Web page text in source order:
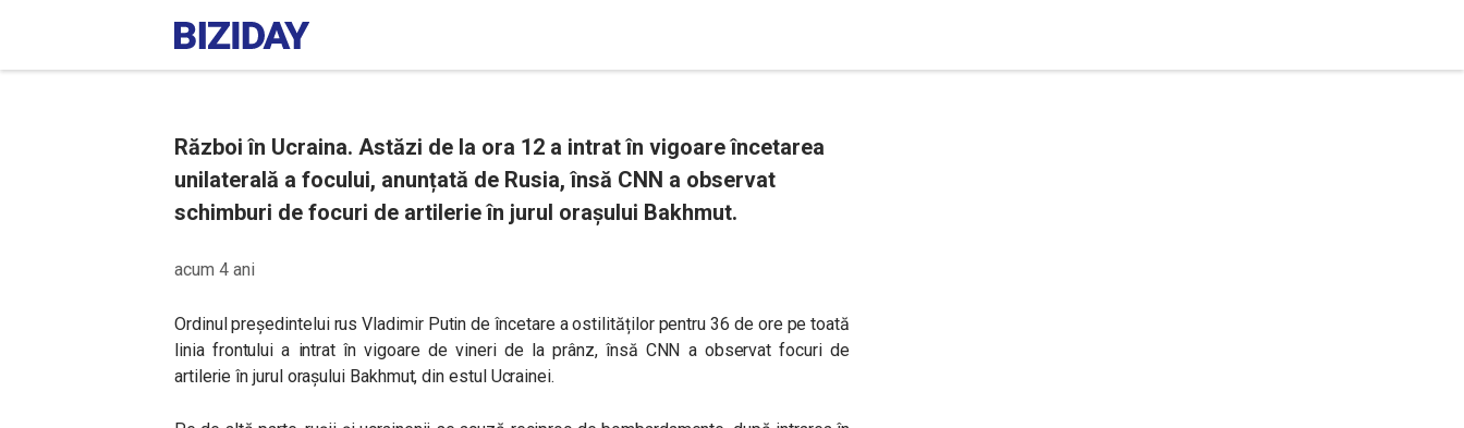
Război în Ucraina. Astăzi de la ora 12 a intrat în vigoare încetarea
unilaterală a focului, anunțată de Rusia, însă CNN a observat
schimburi de focuri de artilerie în jurul orașului Bakhmut.
acum 4 ani
Ordinul președintelui rus Vladimir Putin de încetare a ostilităților pentru 36 de ore pe toată
linia frontului a intrat în vigoare de vineri de la prânz, însă CNN a observat focuri de
artilerie în jurul orașului Bakhmut, din estul Ucrainei.